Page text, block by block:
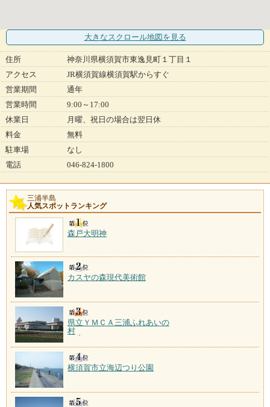
大きなスクロール地図 を見る
住所
神奈川県横須賀市東逸見町１丁目１
アクセス
JR横須賀線横須賀駅からすぐ
営業期間
通年
営業時間
9:00～17:00
休業日
月曜、祝日の場合は翌日休
料金
無料
駐車場
なし
電話
046-824-1800
三浦半島
人気スポットランキング
森戸大明神
カスヤの森現代美術館
県立ＹＭＣＡ三浦ふれあいの
村
横須賀市立海辺つり公園